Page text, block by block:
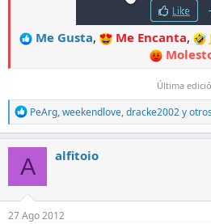
Me Gusta, Me Encanta,
Última
R
e
a
c
c
o
n
e
PeArg,weekendlove,dracke2002y
A alfitoio
27 Ago 2012